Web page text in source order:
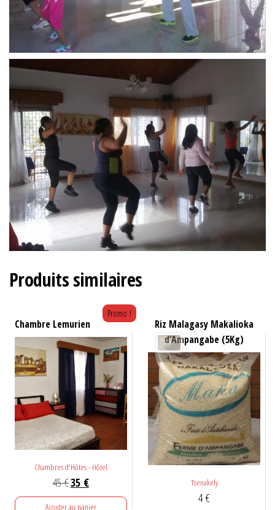
Produits similaires
Promo !
Chambre Lemurien
Chambres d'Hôtes - Hôtel
45€Le
prix
35 €Le
prix
Ajouter au panier
Riz Malagasy Makalioka
d’Ampangabe (5Kg)
Tsenakely
4€